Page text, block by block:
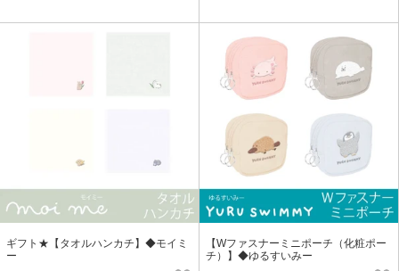
ギフト★【タオルハンカチ】◆モイミ
ー
【Wファスナーミニポーチ（化粧ポー
チ）】◆ゆるすいみー